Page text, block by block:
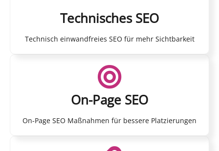
Technisches SEO
Technisch einwandfreies SEO für mehr Sichtbarkeit
On-Page SEO
On-Page SEO Maßnahmen für bessere Platzierungen